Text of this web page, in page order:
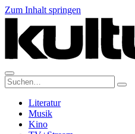
Zum Inhalt springen
Suche:
Literatur
Musik
Kino